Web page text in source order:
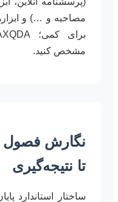
مشخص کنید.
نگارش فصول
تا نتیجه‌گیری
ساختار استاندارد